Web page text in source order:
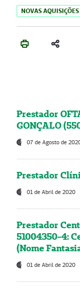
NOVAS AQUISIÇÕES
Prestador
GONÇALO
07 de Agosto de
Prestador
01 de Abril de 2020
Prestador
51004350-4:
(Nome
01 de Abril de 2020